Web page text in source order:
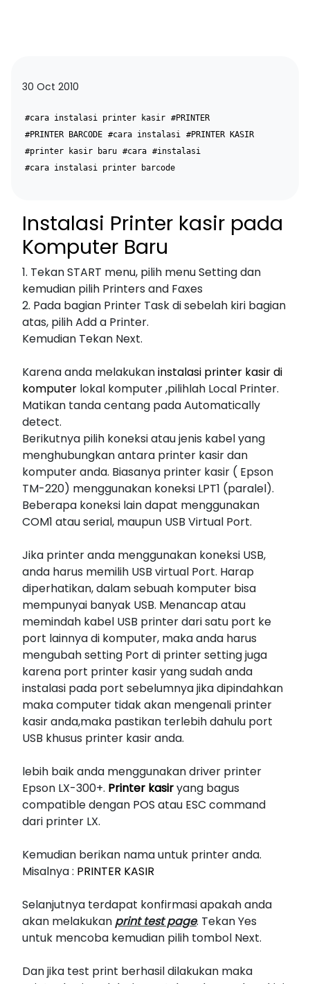
30 Oct 2010
#cara instalasi printer kasir #PRINTER
#PRINTER BARCODE #cara instalasi
#PRINTER KASIR
#printer kasir baru #cara #instalasi
#cara instalasi printer barcode
Instalasi Printer kasir pada
Komputer Baru
1. Tekan START menu, pilih menu Setting dan
kemudian pilih Printers and Faxes
2. Pada bagian Printer Task di sebelah kiri bagian
atas, pilih Add a Printer.
Kemudian Tekan Next.
Karena anda melakukaninstalasi printer kasir di
komputer lokal komputer ,pilihlah Local Printer.
Matikan tanda centang pada Automatically
detect.
Berikutnya pilih koneksi atau jenis kabel yang
menghubungkan antara printer kasir dan
komputer anda. Biasanya printer kasir ( Epson
TM-220) menggunakan koneksi LPT1 (paralel).
Beberapa koneksi lain dapat menggunakan
COM1 atau serial, maupun USB Virtual Port.
Jika printer anda menggunakan koneksi USB,
anda harus memilih USB virtual Port. Harap
diperhatikan, dalam sebuah komputer bisa
mempunyai banyak USB. Menancap atau
memindah kabel USB printer dari satu port ke
port lainnya di komputer, maka anda harus
mengubah setting Port di printer setting juga
karena port printer kasir yang sudah anda
instalasi pada port sebelumnya jika dipindahkan
maka computer tidak akan mengenali printer
kasir anda,maka pastikan terlebih dahulu port
USB khusus printer kasir anda.
lebih baik anda menggunakan driver printer
Epson LX-300+. Printer kasiryang bagus
compatible dengan POS atau ESC command
dari printer LX.
Kemudian berikan nama untuk printer anda.
Misalnya : PRINTER KASIR
Selanjutnya terdapat konfirmasi apakah anda
akan melakukan print test page. Tekan Yes
untuk mencoba kemudian pilih tombol Next.
Dan jika test print berhasil dilakukan maka